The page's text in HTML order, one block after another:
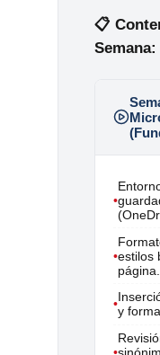
📋
Semana:
•
•estilos
página.
•y